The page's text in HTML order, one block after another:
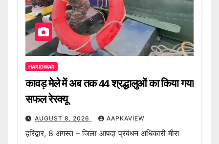
HARIDWAR
कावड़ मेले में अब तक 44 श्रद्धालुओं का किया गया
सफल रेस्क्यू
AUGUST 8, 2026 AAPKAVIEW
हरिद्वार, 8 अगस्त – जिला आपदा प्रबंधन अधिकारी मीरा